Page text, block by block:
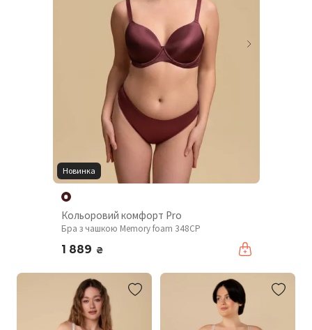
Новинка
Кольоровий комфорт Pro
Бра з чашкою Memory foam 348CP
1 889 ₴